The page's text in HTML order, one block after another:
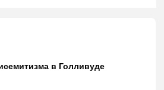
в Голливуде